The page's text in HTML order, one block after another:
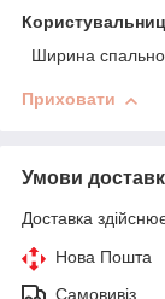
Ширина
Приховати
Умови
Доставка
Нова Пошта
Самовивіз